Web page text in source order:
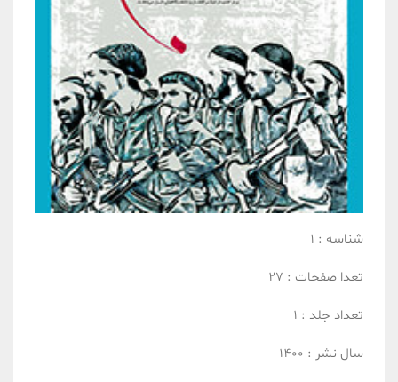
شناسه : 1
تعدا صفحات : 27
تعداد جلد : 1
سال نشر : 1400